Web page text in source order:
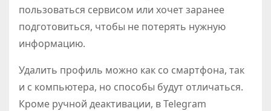
пользоваться сервисом или хочет заранее
подготовиться, чтобы не потерять нужную
информацию.
Удалить профиль можно как со смартфона, так
и с компьютера, но способы будут отличаться.
Кроме ручной деактивации, в Telegram